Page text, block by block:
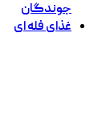
جوندگان
غذای فله ای